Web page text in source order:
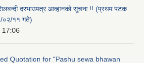
दरभाउपत्र आव्हानको सूचना !! (प्रथम पटक
०२/११ गते)
17:06
Quotation for "Pashu sewa bhawan